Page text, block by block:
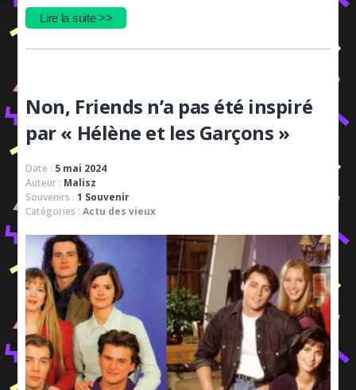
Lire la suite >>
Non, Friends n’a pas été inspiré
par « Hélène et les Garçons »
Date : 5 mai 2024
Auteur : Malisz
Souvenirs :1 Souvenir
Catégories :Actu des vieux